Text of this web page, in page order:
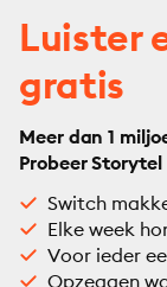
Luister
gratis
Meer dan 1
Probeer
Switch
Elke week
Voor ieder
Opzeggen